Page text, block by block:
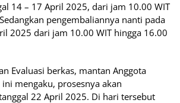
14 – 17 April 2025, dari jam 10.00 WIT
pengembaliannya nanti pada
2025 dari jam 10.00 WIT hingga 16.00
Evaluasi berkas, mantan Anggota
ini mengaku, prosesnya akan
22 April 2025. Di hari tersebut